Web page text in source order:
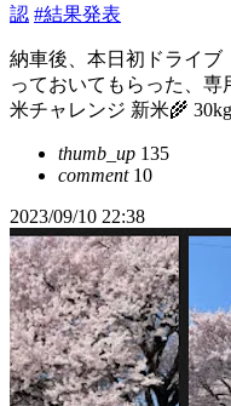
認 #結果発表
納車後、本日初ドライブ
っておいてもらった、
米チャレンジ 新米🌾
thumb_up 135
comment10
2023/09/10 22:38